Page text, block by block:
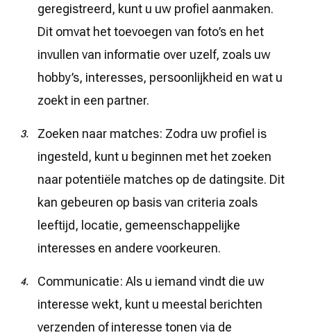
geregistreerd, kunt u uw profiel aanmaken.
Dit omvat het toevoegen van foto’s en het
invullen van informatie over uzelf, zoals uw
hobby’s, interesses, persoonlijkheid en wat u
zoekt in een partner.
Zoeken naar matches: Zodra uw profiel is
ingesteld, kunt u beginnen met het zoeken
naar potentiële matches op de datingsite. Dit
kan gebeuren op basis van criteria zoals
leeftijd, locatie, gemeenschappelijke
interesses en andere voorkeuren.
Communicatie: Als u iemand vindt die uw
interesse wekt, kunt u meestal berichten
verzenden of interesse tonen via de